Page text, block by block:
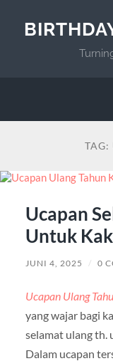
TAG:
Ucapan
Untuk
JUNI 4, 2025 / 0
Ucapan Ulang
yang wajar bagi
selamat ulang th.
Dalam ucapan